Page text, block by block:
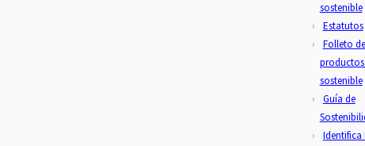
sostenible
Estatutos
Folleto de
productos
sostenible
Guía de